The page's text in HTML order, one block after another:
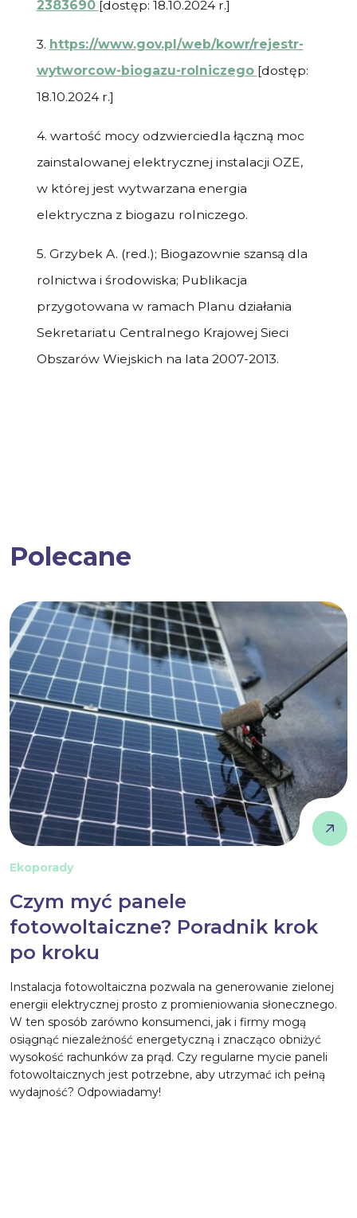
2383690 [dostęp: 18.10.2024 r.]
3. https://www.gov.pl/web/kowr/rejestr-
wytworcow-biogazu-rolniczego [dostęp:
18.10.2024 r.]
4. wartość mocy odzwierciedla łączną moc
zainstalowanej elektrycznej instalacji OZE,
w której jest wytwarzana energia
elektryczna z biogazu rolniczego.
5. Grzybek A. (red.); Biogazownie szansą dla
rolnictwa i środowiska; Publikacja
przygotowana w ramach Planu działania
Sekretariatu Centralnego Krajowej Sieci
Obszarów Wiejskich na lata 2007-2013.
Polecane
Ekoporady
Czym myć panele
fotowoltaiczne? Poradnik krok
po kroku
Instalacja fotowoltaiczna pozwala na generowanie zielonej
energii elektrycznej prosto z promieniowania słonecznego.
W ten sposób zarówno konsumenci, jak i firmy mogą
osiągnąć niezależność energetyczną i znacząco obniżyć
wysokość rachunków za prąd. Czy regularne mycie paneli
fotowoltaicznych jest potrzebne, aby utrzymać ich pełną
wydajność? Odpowiadamy!